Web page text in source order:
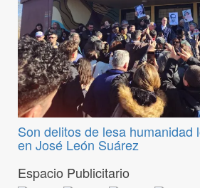
Son delitos de lesa humanidad
en José León Suárez
Espacio Publicitario